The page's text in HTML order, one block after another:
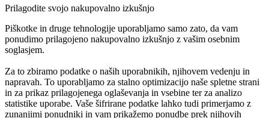
Prilagodite svojo nakupovalno izkušnjo
Piškotke in druge tehnologije uporabljamo samo zato, da vam
ponudimo prilagojeno nakupovalno izkušnjo z vašim osebnim
soglasjem.
Za to zbiramo podatke o naših uporabnikih, njihovem vedenju in
napravah. To uporabljamo za stalno optimizacijo naše spletne strani
in za prikaz prilagojenega oglaševanja in vsebine ter za analizo
statistike uporabe. Vaše šifrirane podatke lahko tudi primerjamo z
zunanjimi ponudniki in vam prikažemo ponudbe prek njihovih